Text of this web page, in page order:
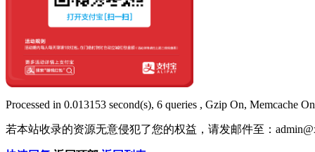
Processed in 0.013153 second(s), 6 queries , Gzip On, Memcache
若本站收录的资源无意侵犯了您的权益，请发邮件至：